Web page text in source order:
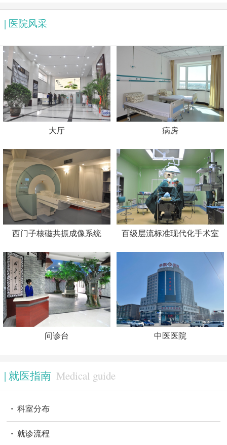
崔立金 | 主任医师 | 针灸科
王国荣｜中医主任医师 冯丹|主任医师
吕丽红丨主任医师 杨兆辉
| 医院风采
大厅 病房
西门子核磁共振成像系统 百级层流标准现代化手术室
问诊台 中医医院
| 就医指南 Medical guide
· 科室分布
· 就诊流程